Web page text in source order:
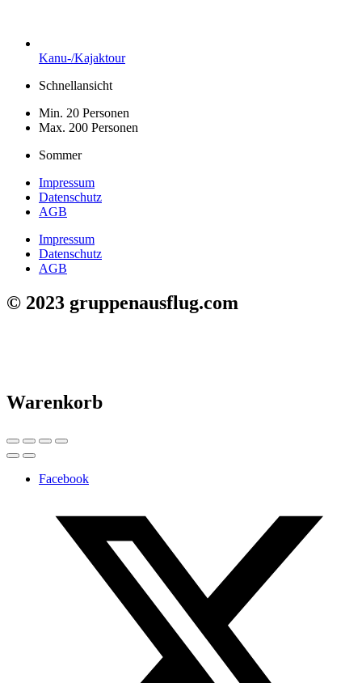
Kanu-/Kajaktour
Schnellansicht
Min. 20 Personen
Max. 200 Personen
Sommer
Impressum
Datenschutz
AGB
Impressum
Datenschutz
AGB
© 2023 gruppenausflug.com
Warenkorb
Facebook